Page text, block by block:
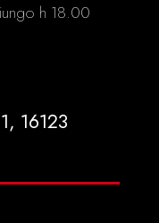
h 18.00
16123